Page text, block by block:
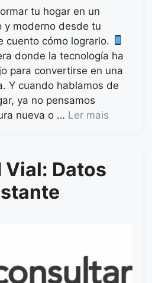
tu hogar en un
y moderno desde tu
cuento cómo lograrlo.
donde la tecnología ha
para convertirse en una
Y cuando hablamos de
ya no pensamos
nueva o … Ler mais
Vial: Datos